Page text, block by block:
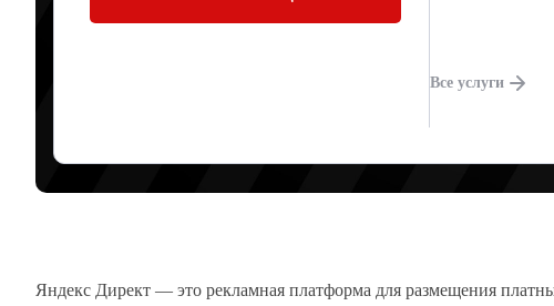
Все услуги
Яндекс Директ — это рекламная платформа для размещения